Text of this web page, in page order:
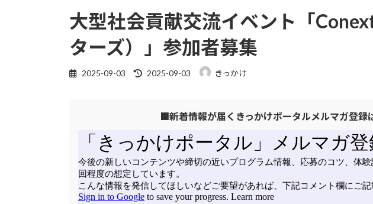
大型社会貢献交流イベント「
ターズ）」参加者募集
2025-09-03
最
時
:
2025-09-03 きっかけ
■新着情報が届くきっかけポータルメルマガ登録